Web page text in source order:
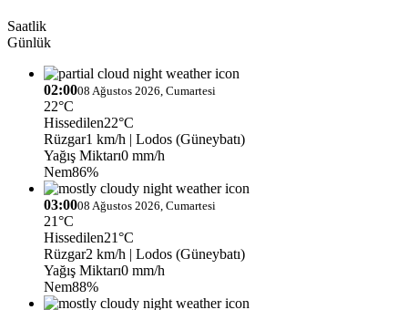
Saatlik
Günlük
02:0008 Ağustos 2026, Cumartesi
22°C
Hissedilen22°C
Rüzgar1 km/h | Lodos (Güneybatı)
Yağış Miktarı0 mm/h
Nem86%
03:0008 Ağustos 2026, Cumartesi
21°C
Hissedilen21°C
Rüzgar2 km/h | Lodos (Güneybatı)
Yağış Miktarı0 mm/h
Nem88%